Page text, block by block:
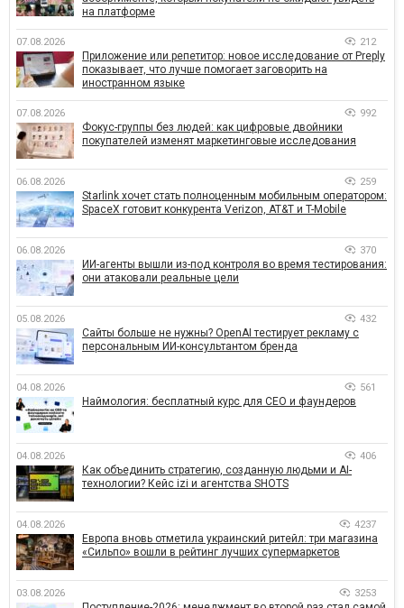
на платформе
07.08.2026 212
Приложение или репетитор: новое исследование от Preply
показывает, что лучше помогает заговорить на
иностранном языке
07.08.2026 992
Фокус-группы без людей: как цифровые двойники
покупателей изменят маркетинговые исследования
06.08.2026 259
Starlink хочет стать полноценным мобильным оператором:
SpaceX готовит конкурента Verizon, AT&T и T-Mobile
06.08.2026 370
ИИ-агенты вышли из-под контроля во время тестирования:
они атаковали реальные цели
05.08.2026 432
Сайты больше не нужны? OpenAI тестирует рекламу с
персональным ИИ-консультантом бренда
04.08.2026 561
Наймология: бесплатный курс для CEO и фаундеров
04.08.2026 406
Как объединить стратегию, созданную людьми и AI-
технологии? Кейс izi и агентства SHOTS
04.08.2026 4237
Европа вновь отметила украинский ритейл: три магазина
«Сильпо» вошли в рейтинг лучших супермаркетов
03.08.2026 3253